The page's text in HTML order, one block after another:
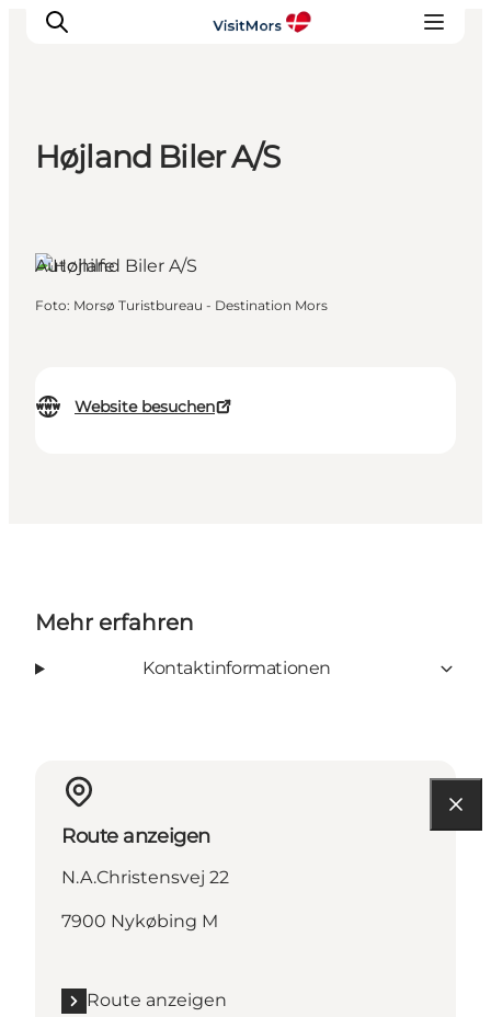
Infos über Mors
Unterkunft
Pauschalreisen / Urlaub
Højland Biler A/S
Website besuchen
Autohilfe
Foto: Morsø Turistbureau - Destination Mors
Mehr erfahren
Kontaktinformationen
Route anzeigen
N.A.Christensvej 22
7900 Nykøbing M
Route anzeigen